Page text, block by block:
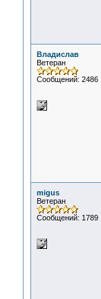
Владислав
Ветеран
Сообщений: 2486
migus
Ветеран
Сообщений: 1789